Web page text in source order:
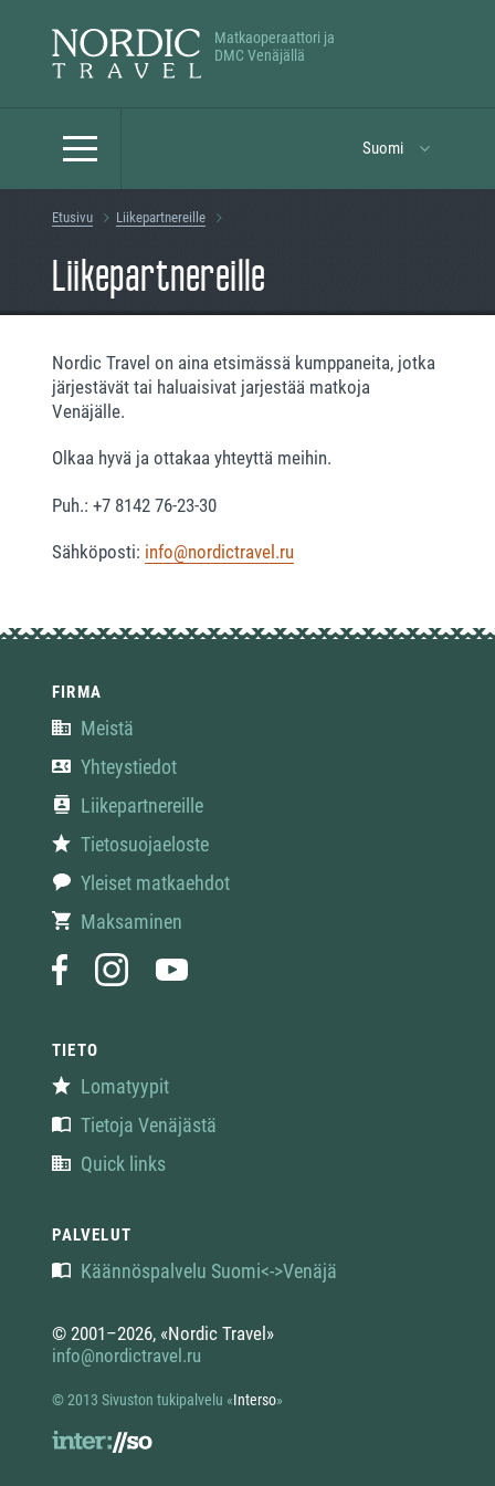
Matkaoperaattori ja
DMC Venäjällä
Suomi
Etusivu Liikepartnereille
Liikepartnereille
Nordic Travel on aina etsimässä kumppaneita, jotka
järjestävät tai haluaisivat jarjestää matkoja
Venäjälle.
Olkaa hyvä ja ottakaa yhteyttä meihin.
Puh.: +7 8142 76-23-30
Sähköposti: info@nordictravel.ru
FIRMA
Meistä
Yhteystiedot
Liikepartnereille
Tietosuojaeloste
Yleiset matkaehdot
Maksaminen
TIETO
Lomatyypit
Tietoja Venäjästä
Quick links
PALVELUT
Käännöspalvelu Suomi<->Venäjä
© 2001–2026, «Nordic Travel»
info@nordictravel.ru
© 2013 Sivuston tukipalvelu «Interso»